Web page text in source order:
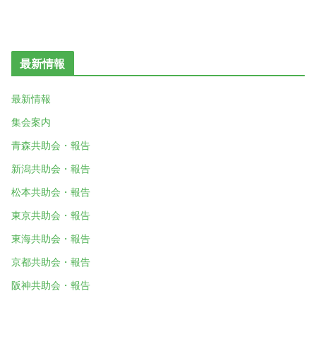
最新情報
最新情報
集会案内
青森共助会・報告
新潟共助会・報告
松本共助会・報告
東京共助会・報告
東海共助会・報告
京都共助会・報告
阪神共助会・報告